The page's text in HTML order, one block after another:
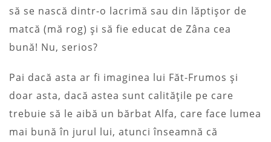
să se nască dintr-o lacrimă sau din lăptișor de
matcă (mă rog) și să fie educat de Zâna cea
bună! Nu, serios?
Pai dacă asta ar fi imaginea lui Făt-Frumos și
doar asta, dacă astea sunt calitățile pe care
trebuie să le aibă un bărbat Alfa, care face lumea
mai bună în jurul lui, atunci înseamnă că